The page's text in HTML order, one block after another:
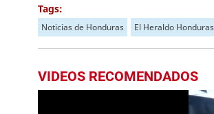
Tags:
Noticias de Honduras El Heraldo Honduras
VIDEOS RECOMENDADOS